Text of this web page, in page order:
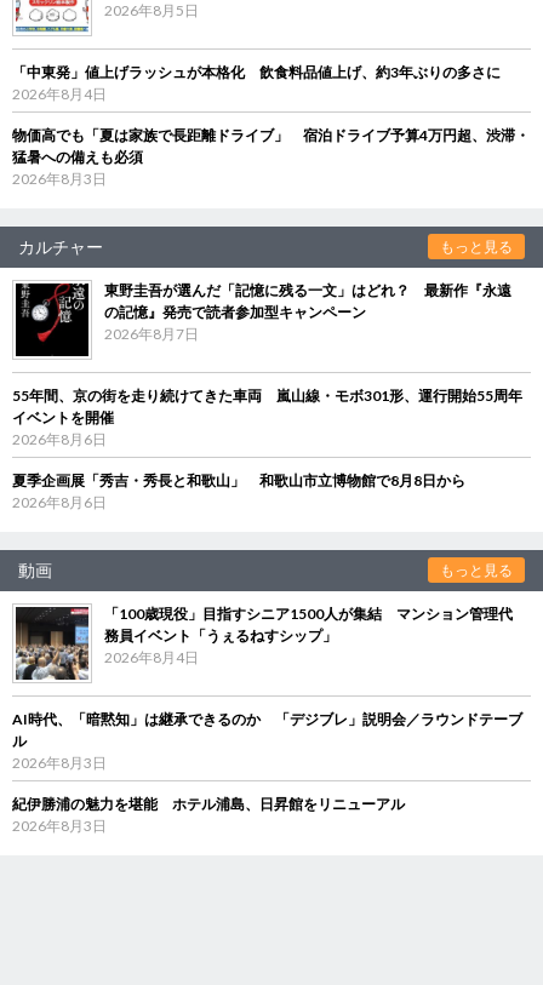
2026年8月5日
「中東発」値上げラッシュが本格化 飲食料品値上げ、約3年ぶりの多さに
2026年8月4日
物価高でも「夏は家族で長距離ドライブ」 宿泊ドライブ予算4万円超、渋滞・
猛暑への備えも必須
2026年8月3日
カルチャー もっと見る
東野圭吾が選んだ「記憶に残る一文」はどれ？ 最新作『永遠
の記憶』発売で読者参加型キャンペーン
2026年8月7日
55年間、京の街を走り続けてきた車両 嵐山線・モボ301形、運行開始55周年
イベントを開催
2026年8月6日
夏季企画展「秀吉・秀長と和歌山」 和歌山市立博物館で8月8日から
2026年8月6日
動画 もっと見る
「100歳現役」目指すシニア1500人が集結 マンション管理代
務員イベント「うぇるねすシップ」
2026年8月4日
AI時代、「暗黙知」は継承できるのか 「デジブレ」説明会／ラウンドテーブ
ル
2026年8月3日
紀伊勝浦の魅力を堪能 ホテル浦島、日昇館をリニューアル
2026年8月3日